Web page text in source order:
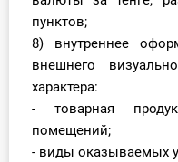
пунктов;
8) внутреннее
внешнего
характера:
- товарная
помещений;
- виды оказываемых